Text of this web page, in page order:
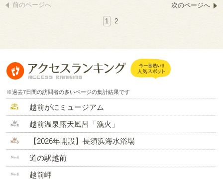
※過去7日間の訪問者の多いページの集計結果です
越前がにミュージアム
越前温泉露天風呂「漁火」
【2026年開設】長須浜海水浴場
道の駅越前
越前岬
前のページへ
1 2
次のページへ